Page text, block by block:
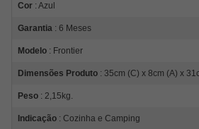
Cor : Azul
Garantia : 6 Meses
Modelo : Frontier
Dimensões Produto : 35cm (C) x 8cm (A) x
Peso : 2,15kg.
Indicação : Cozinha e Camping